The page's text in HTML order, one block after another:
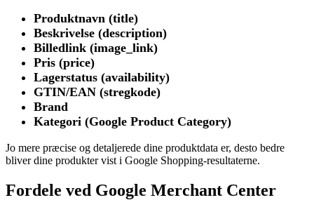
Produktnavn (title)
Beskrivelse (description)
Billedlink (image_link)
Pris (price)
Lagerstatus (availability)
GTIN/EAN (stregkode)
Brand
Kategori (Google Product Category)
Jo mere præcise og detaljerede dine produktdata er, desto bedre
bliver dine produkter vist i Google Shopping-resultaterne.
Fordele ved Google Merchant Center